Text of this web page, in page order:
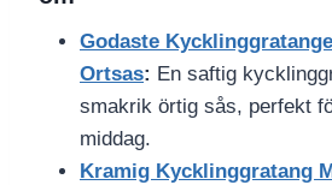
Godaste
Ortsas: En saftig
smakrik örtig sås, perfekt
middag.
Kramig Kycklinggratang